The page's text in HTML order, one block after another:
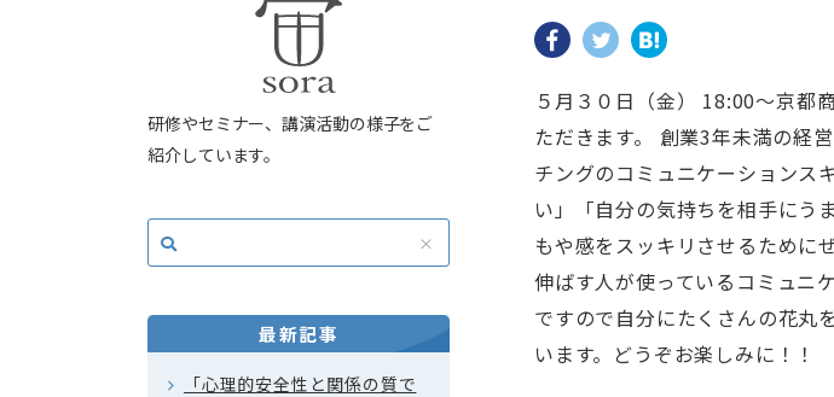
５月３０日（金） 18:00～京都
ただきます。 創業3年未満の経
チングのコミュニケーションス
い」「自分の気持ちを相手にう
もや感をスッキリさせるために
伸ばす人が使っているコミュニ
ですので自分にたくさんの花丸
います。どうぞお楽しみに！
研修やセミナー、講演活動の様子をご
紹介しています。
最新記事
「心理的安全性と関係の質で